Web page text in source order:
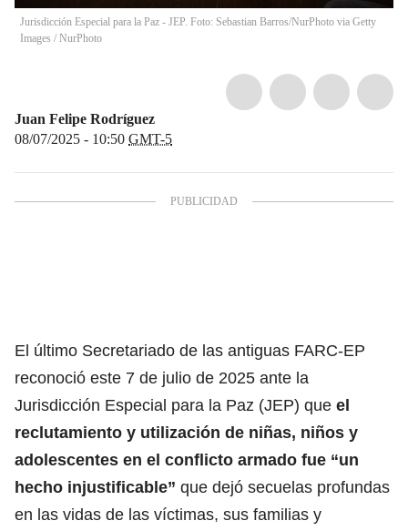
Jurisdicción Especial para la Paz - JEP. Foto: Sebastian Barros/NurPhoto via Getty
Images / NurPhoto
Juan Felipe Rodríguez
08/07/2025 - 10:50 GMT-5
El último Secretariado de las antiguas FARC-EP
reconoció este 7 de julio de 2025 ante la
Jurisdicción Especial para la Paz (JEP) que el
reclutamiento y utilización de niñas, niños y
adolescentes en el conflicto armado fue “un
hecho injustificable” que dejó secuelas profundas
en las vidas de las víctimas, sus familias y